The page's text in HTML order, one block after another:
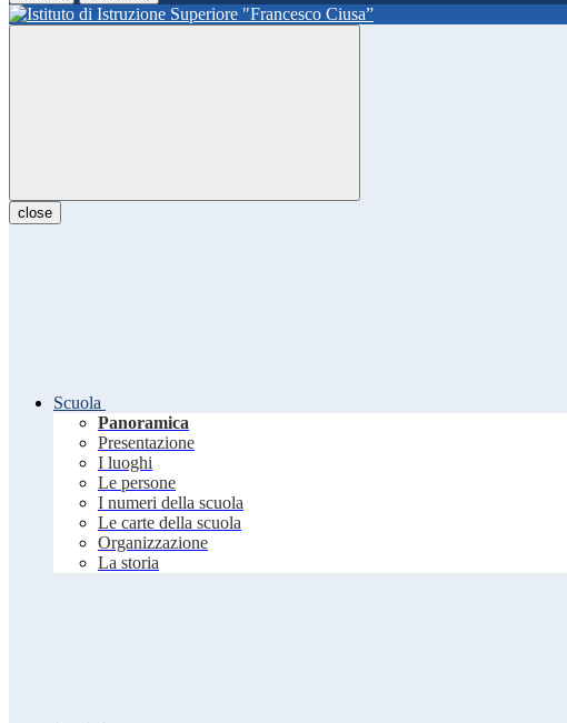
close
Scuola
Panoramica
Presentazione
I luoghi
Le persone
I numeri della scuola
Le carte della scuola
Organizzazione
La storia